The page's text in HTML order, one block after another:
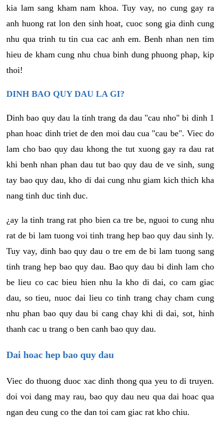
kia lam sang kham nam khoa. Tuy vay, no cung gay ra
anh huong rat lon den sinh hoat, cuoc song gia dinh cung
nhu qua trinh tu tin cua cac anh em. Benh nhan nen tim
hieu de kham cung nhu chua binh dung phuong phap, kip
thoi!
DINH BAO QUY DAU LA GI?
Dinh bao quy dau la tinh trang da dau "cau nho" bi dinh 1
phan hoac dinh triet de den moi dau cua "cau be". Viec do
lam cho bao quy dau khong the tut xuong gay ra dau rat
khi benh nhan phan dau tut bao quy dau de ve sinh, sung
tay bao quy dau, kho di dai cung nhu giam kich thich kha
nang tinh duc tinh duc.
¿ay la tinh trang rat pho bien ca tre be, nguoi to cung nhu
rat de bi lam tuong voi tinh trang hep bao quy dau sinh ly.
Tuy vay, dinh bao quy dau o tre em de bi lam tuong sang
tinh trang hep bao quy dau. Bao quy dau bi dinh lam cho
be lieu co cac bieu hien nhu la kho di dai, co cam giac
dau, so tieu, nuoc dai lieu co tinh trang chay cham cung
nhu phan bao quy dau bi cang chay khi di dai, sot, hinh
thanh cac u trang o ben canh bao quy dau.
Dai hoac hep bao quy dau
Viec do thuong duoc xac dinh thong qua yeu to di truyen.
doi voi dang may rau, bao quy dau neu qua dai hoac qua
ngan deu cung co the dan toi cam giac rat kho chiu.